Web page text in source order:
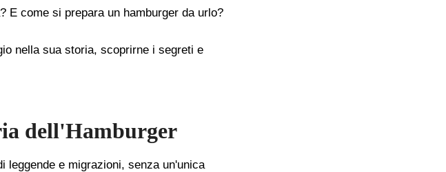
E come si prepara un hamburger da urlo?
nella sua storia, scoprirne i segreti e
dell'Hamburger
leggende e migrazioni, senza un'unica